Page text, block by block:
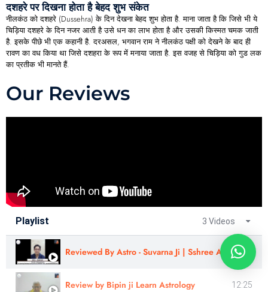
दशहरे पर दिखना होता है बेहद शुभ संकेत
नीलकंठ को दशहरे (Dussehra) के दिन देखना बेहद शुभ होता है. माना जाता है कि जिसे भी ये
चिड़िया दशहरे के दिन नजर आती है उसे धन का लाभ होता है और उसकी किस्मत चमक जाती
है. इसके पीछे भी एक कहानी है. दरअसल, भगवान राम ने नीलकंठ पक्षी को देखने के बाद ही
रावण का वध किया था जिसे दशहरा के रूप में मनाया जाता है. इस वजह से चिड़िया को गुड लक
का प्रतीक भी मानते हैं.
Our Reviews
Playlist 3 Videos
Reviewed By Astro - Suvarna Ji | Sshree Astro Vastu 8:01
Review by Bipin ji Learn Astrology 12:25